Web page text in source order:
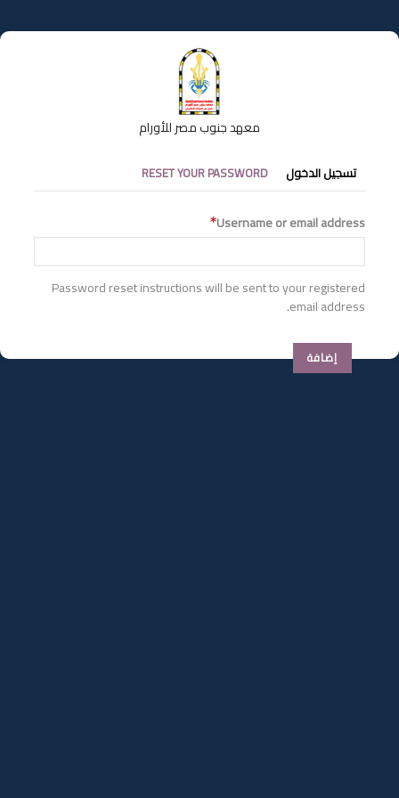
إلى
المحتوى
معهد جنوب مصر للأورام
التبويبات
الأساسية
تسجيل الدخول RESET YOUR PASSWORD
Username or email address
Password reset instructions will be sent to your registered
email address.